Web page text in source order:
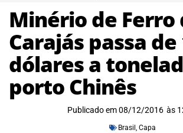
Minério de Ferro
Carajás passa de
dólares a
porto Chinês
Publicado em 08/12/2016 às
Brasil , Capa